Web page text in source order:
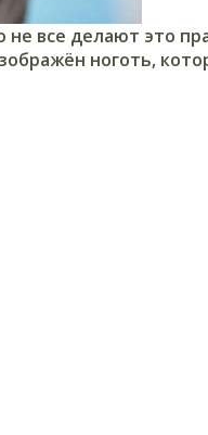
не все делают это
ноготь,